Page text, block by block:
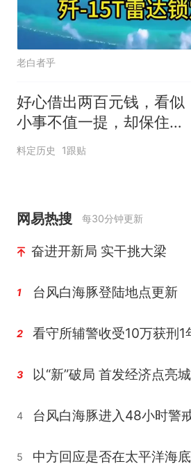
老白者乎
好心借出两百元钱，看似
小事不值一提，却保住年
薪20万工作
料定历史 1跟贴
网易热搜 每30分钟更新
奋进开新局 实干挑大梁
1 台风白海豚登陆地点更新
2 看守所辅警收受10万获刑1
3
4 台风白海豚进入48小时警
5